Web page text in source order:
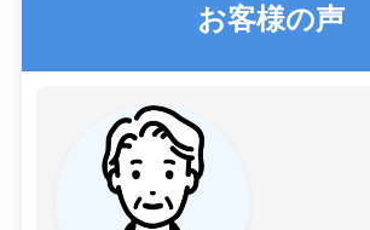
お客様の声